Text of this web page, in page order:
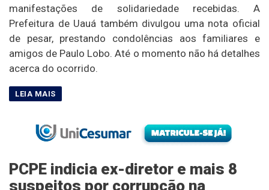
manifestações de solidariedade recebidas. A
Prefeitura de Uauá também divulgou uma nota oficial
de pesar, prestando condolências aos familiares e
amigos de Paulo Lobo. Até o momento não há detalhes
acerca do ocorrido.
PCPE indicia ex-diretor e mais 8
suspeitos por corrupção na